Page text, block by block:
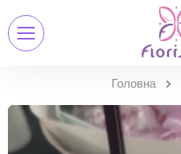
Головна